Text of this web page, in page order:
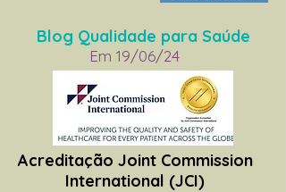
Blog Qualidade para Saúde
Em 19/06/24
Acreditação Joint Commission
International (JCI)